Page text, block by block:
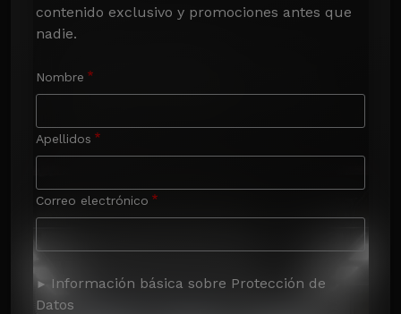
contenido exclusivo y promociones antes que
nadie.
Nombre
Apellidos
Correo electrónico
Información básica sobre Protección de
Datos